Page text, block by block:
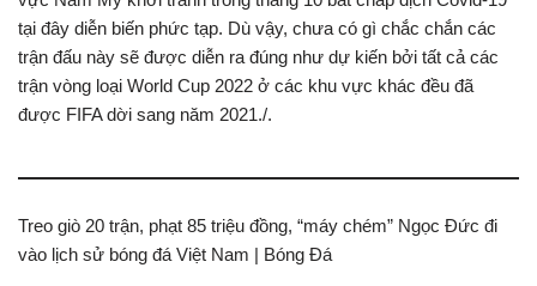
tại đây diễn biến phức tạp. Dù vậy, chưa có gì chắc chắn các
trận đấu này sẽ được diễn ra đúng như dự kiến bởi tất cả các
trận vòng loại World Cup 2022 ở các khu vực khác đều đã
được FIFA dời sang năm 2021./.
Treo giò 20 trận, phạt 85 triệu đồng, “máy chém” Ngọc Đức đi
vào lịch sử bóng đá Việt Nam | Bóng Đá